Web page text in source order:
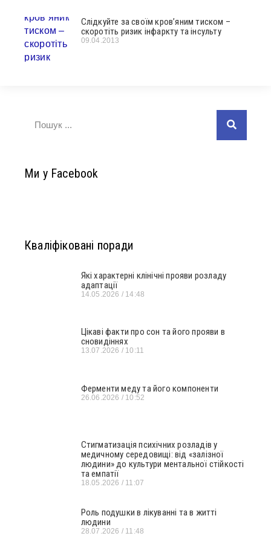
Слідкуйте за своїм кров’яним тиском –
скоротіть ризик інфаркту та інсульту
09.04.2013
Ми у Facebook
Кваліфіковані поради
Які характерні клінічні прояви розладу
адаптації
14.05.2026 14:48
Цікаві факти про сон та його прояви в
сновидіннях
13.07.2026 10:11
Ферменти меду та його компоненти
26.06.2026 10:52
Стигматизація психічних розладів у
медичному середовищі: від «залізної
людини» до культури ментальної стійкості
та емпатії
18.05.2026 11:07
Роль подушки в лікуванні та в житті
людини
28.07.2026 11:48